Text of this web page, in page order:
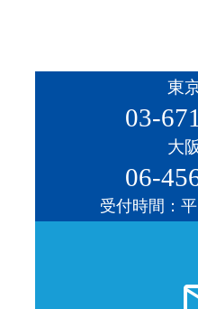
東
03-
大
06-
受付時間：